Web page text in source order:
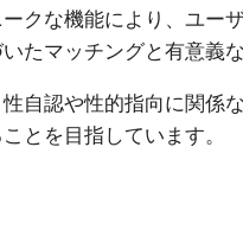
クな機能により、ユー
たマッチングと有意義
自認や性的指向に関係
とを目指しています。